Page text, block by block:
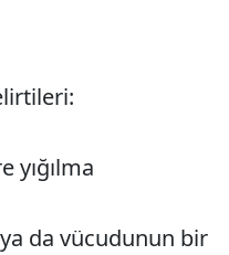
yığılma
da vücudunun bir